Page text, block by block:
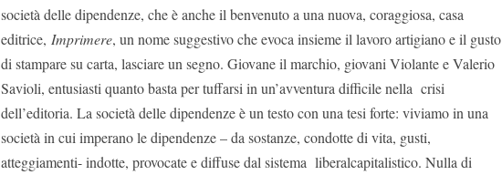
società delle dipendenze, che è anche il benvenuto a una nuova, coraggiosa, casa
editrice, Imprimere, un nome suggestivo che evoca insieme il lavoro artigiano e il gusto
di stampare su carta, lasciare un segno. Giovane il marchio, giovani Violante e Valerio
Savioli, entusiasti quanto basta per tuffarsi in un’avventura difficile nella crisi
dell’editoria. La società delle dipendenze è un testo con una tesi forte: viviamo in una
società in cui imperano le dipendenze – da sostanze, condotte di vita, gusti,
atteggiamenti- indotte, provocate e diffuse dal sistema liberalcapitalistico. Nulla di